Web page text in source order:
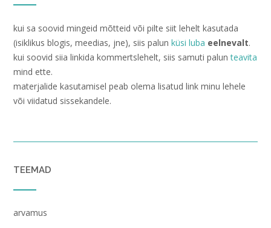
kui sa soovid mingeid mõtteid või pilte siit lehelt kasutada
(isiklikus blogis, meedias, jne), siis palun küsi luba eelnevalt.
kui soovid siia linkida kommertslehelt, siis samuti palunteavita
mind ette.
materjalide kasutamisel peab olema lisatud link minu lehele
või viidatud sissekandele.
TEEMAD
arvamus